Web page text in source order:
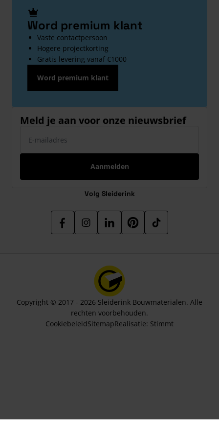
Word premium klant
Vaste contactpersoon
Hogere projectkorting
Gratis levering vanaf €1000
Word premium klant
Meld je aan voor onze nieuwsbrief
Aanmelden
Volg Sleiderink
Copyright © 2017 - 2026 Sleiderink Bouwmaterialen. Alle
rechten voorbehouden.
CookiebeleidSitemapRealisatie: Stimmt